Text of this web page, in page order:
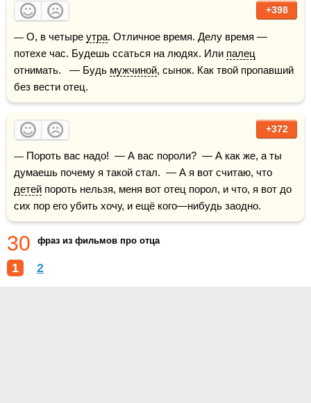
+398
— О, в четыре утра. Отличное время. Делу время —
потехе час. Будешь ссаться на людях. Или палец
отнимать.   — Будь мужчиной, сынок. Как твой пропавший
без вести отец.
+372
— Пороть вас надо!  — А вас пороли?  — А как же, а ты
детей пороть нельзя, меня вот отец порол, и что, я вот до
сих пор его убить хочу, и ещё кого—нибудь заодно.
30 фраз из фильмов про отца
1 2